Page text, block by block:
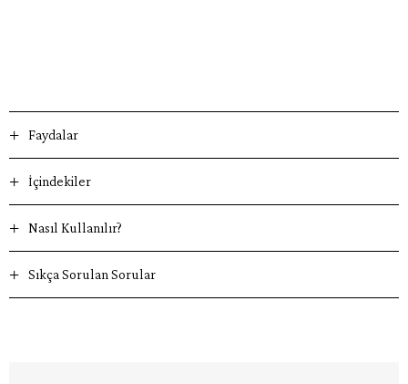
Faydalar
İçindekiler
Nasıl Kullanılır?
Sıkça Sorulan Sorular